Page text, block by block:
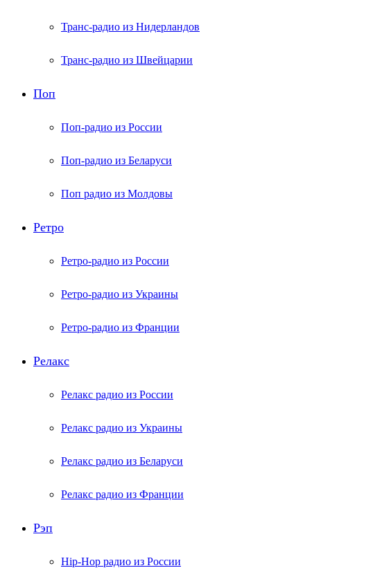
Транс-радио из Нидерландов
Транс-радио из Швейцарии
Поп
Поп-радио из России
Поп-радио из Беларуси
Поп радио из Молдовы
Ретро
Ретро-радио из России
Ретро-радио из Украины
Ретро-радио из Франции
Релакс
Релакс радио из России
Релакс радио из Украины
Релакс радио из Беларуси
Релакс радио из Франции
Рэп
Hip-Hop радио из России